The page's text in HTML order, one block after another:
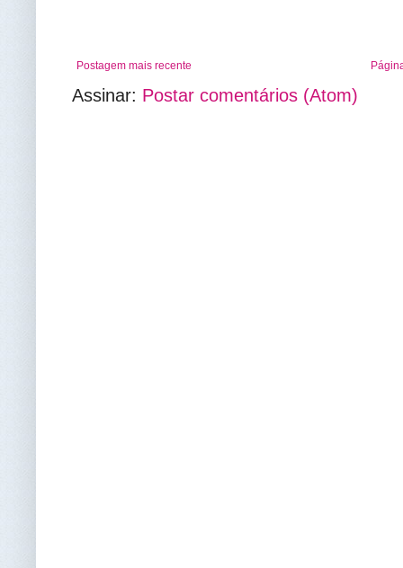
Postagem mais recente
Assinar: Postar comentários (Atom)